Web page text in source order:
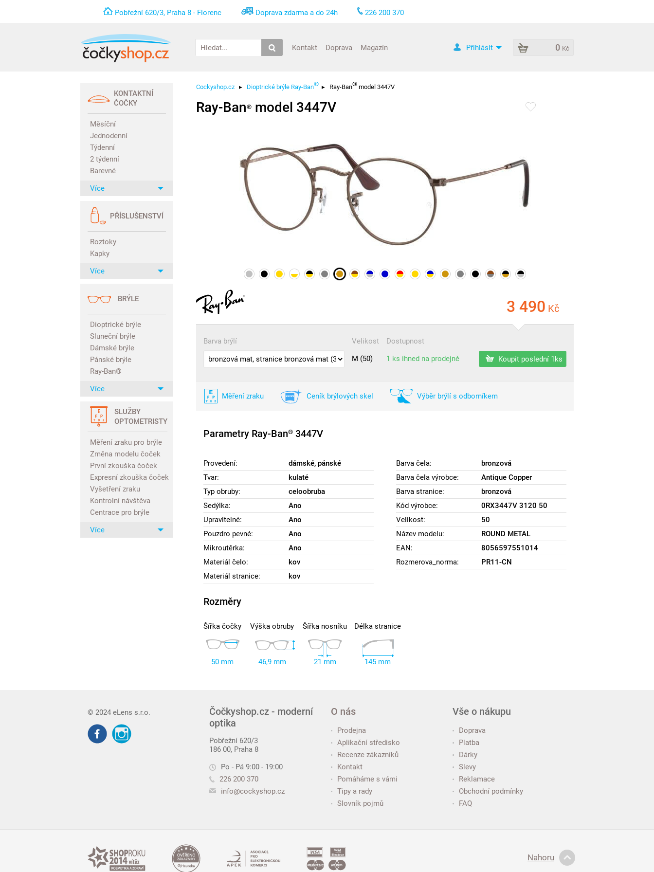
Pobřežní 620/3, Praha 8 - Florenc Doprava zdarma a do 24h 226 200 370
Kontakt Doprava Magazín 0 Kč
Přihlásit
KONTAKTNÍ
ČOČKY
Měsíční
Jednodenní
Týdenní
2 týdenní
Barevné
Více
PŘÍSLUŠENSTVÍ
Roztoky
Kapky
Více
BRÝLE
Dioptrické brýle
Sluneční brýle
Dámské brýle
Pánské brýle
Ray-Ban®
Více
SLUŽBY
OPTOMETRISTY
Měření zraku pro brýle
Změna modelu čoček
První zkouška čoček
Expresní zkouška čoček
Vyšetření zraku
Kontrolní návštěva
Centrace pro brýle
Více
Cockyshop.cz ▸ Dioptrické brýle Ray-Ban® ▸ Ray-Ban® model 3447V
Ray-Ban® model 3447V
3 490 Kč
Barva brýlí
Velikost
M (50)
Dostupnost
1 ks ihned na prodejně
Koupit poslední 1ks
Měření zraku Ceník brýlových skel Výběr brýlí s odborníkem
Parametry Ray-Ban® 3447V
Provedení:
dámské, pánské
Tvar:
kulaté
Typ obruby:
celoobruba
Sedýlka:
Ano
Upravitelné:
Ano
Pouzdro pevné:
Ano
Mikroutěrka:
Ano
Materiál čelo:
kov
Materiál stranice:
kov
Barva čela:
bronzová
Barva čela výrobce:
Antique Copper
Barva stranice:
bronzová
Kód výrobce:
0RX3447V 3120 50
Velikost:
50
Název modelu:
ROUND METAL
EAN:
8056597551014
Rozmerova_norma:
PR11-CN
Rozměry
Šířka čočky
50 mm
Výška obruby
46,9 mm
Šířka nosníku
21 mm
Délka stranice
145 mm
© 2024 eLens s.r.o.
Čočkyshop.cz - moderní
optika
Pobřežní 620/3
186 00, Praha 8
Po - Pá 9:00 - 19:00
226 200 370
info@cockyshop.cz
O nás
Prodejna
Aplikační středisko
Recenze zákazníků
Kontakt
Pomáháme s vámi
Tipy a rady
Slovník pojmů
Vše o nákupu
Doprava
Platba
Dárky
Slevy
Reklamace
Obchodní podmínky
FAQ
Nahoru